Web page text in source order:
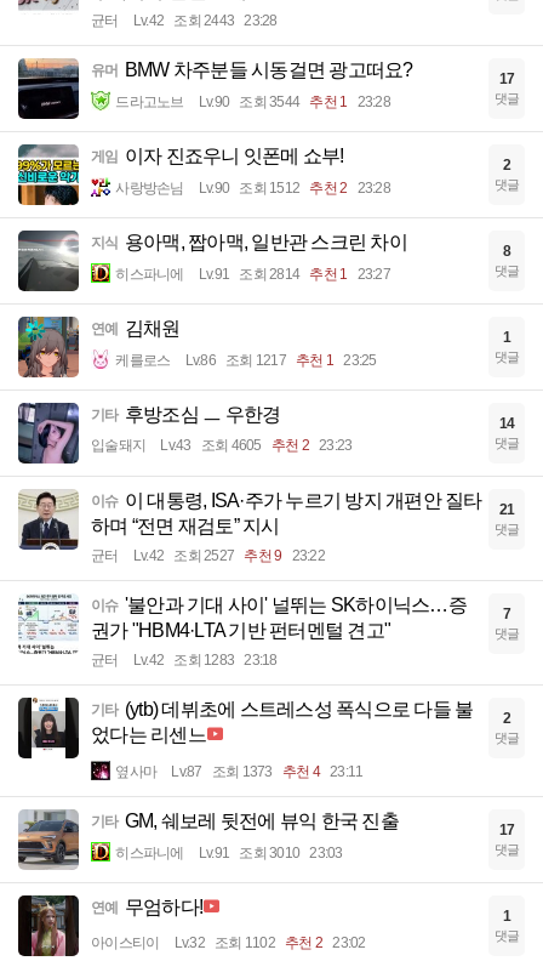
균터 Lv.42 조회 2443 23:28
유머 BMW 차주분들 시동걸면 광고떠요?
드라고노브 Lv.90 조회 3544 추천 1 23:28
17
댓글
게임 이자 진죠우니 잇폰메 쇼부!
사랑방손님 Lv.90 조회 1512 추천 2 23:28
2
댓글
지식 용아맥, 짭아맥, 일반관 스크린 차이
히스파니에 Lv.91 조회 2814 추천 1 23:27
8
댓글
연예 김채원
케를로스 Lv.86 조회 1217 추천 1 23:25
1
댓글
기타 후방조심 ㅡ 우한경
입술돼지 Lv.43 조회 4605 추천 2 23:23
14
댓글
이슈 이 대통령, ISA·주가 누르기 방지 개편안 질타
하며 “전면 재검토” 지시
균터 Lv.42 조회 2527 추천 9 23:22
21
댓글
이슈 '불안과 기대 사이' 널뛰는 SK하이닉스…증
권가 "HBM4·LTA 기반 펀터멘털 견고"
균터 Lv.42 조회 1283 23:18
7
댓글
기타 (ytb) 데뷔초에 스트레스성 폭식으로 다들 불
었다는 리센느
옆사마 Lv.87 조회 1373 추천 4 23:11
2
댓글
기타 GM, 쉐보레 뒷전에 뷰익 한국 진출
히스파니에 Lv.91 조회 3010 23:03
17
댓글
연예 무엄하다!
아이스티이 Lv.32 조회 1102 추천 2 23:02
1
댓글